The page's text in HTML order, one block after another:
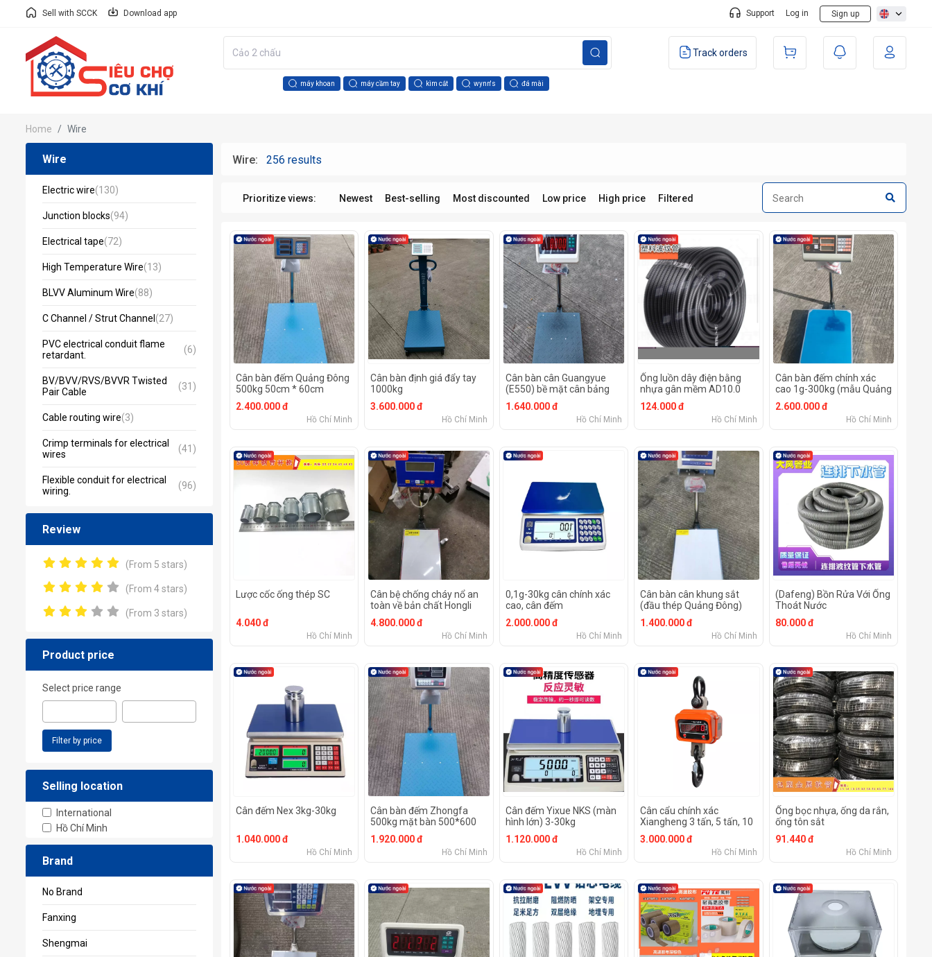
Sell with SCCK Download app Support Log in Sign up
máy khoan máy cầm tay kìm cắt wynn's đá mài
Track orders
Home Wire
Wire
Electric wire(130)
Junction blocks(94)
Electrical tape(72)
High Temperature Wire(13)
BLVV Aluminum Wire(88)
C Channel / Strut Channel (27)
PVC electrical conduit flame
retardant.
(6)
BV/BVV/RVS/BVVR Twisted
Pair Cable
(31)
Cable routing wire(3)
Crimp terminals for electrical
wires
(41)
Flexible conduit for electrical
wiring.
(96)
Review
(From 5 stars)
(From 4 stars)
(From 3 stars)
Product price
Select price range
Filter by price
Selling location
International
Hồ Chí Minh
Brand
No Brand
Fanxing
Shengmai
Wire: 256 results
Prioritize views: Newest Best-selling Most discounted Low price High price Filtered
Cân bàn đếm Quảng Đông
500kg 50cm * 60cm
2.400.000 đ
Hồ Chí Minh
Cân bàn định giá đẩy tay
1000kg
3.600.000 đ
Hồ Chí Minh
Cân bàn cân Guangyue
(E550) bề mặt cân bảng
hoa
1.640.000 đ
Hồ Chí Minh
Ống luồn dây điện bằng
nhựa gân mềm AD10.0
124.000 đ
Hồ Chí Minh
Cân bàn đếm chính xác
cao 1g-300kg (mẫu Quảng
Đông ET)
2.600.000 đ
Hồ Chí Minh
Lược cốc ống thép SC
4.040 đ
Hồ Chí Minh
Cân bệ chống cháy nổ an
toàn về bản chất Hongli
4.800.000 đ
Hồ Chí Minh
0,1g-30kg cân chính xác
cao, cân đếm
2.000.000 đ
Hồ Chí Minh
Cân bàn cân khung sắt
(đầu thép Quảng Đông)
1.400.000 đ
Hồ Chí Minh
(Dafeng) Bồn Rửa Với Ống
Thoát Nước
80.000 đ
Hồ Chí Minh
Cân đếm Nex 3kg-30kg
1.040.000 đ
Hồ Chí Minh
Cân bàn đếm Zhongfa
500kg mặt bàn 500*600
1.920.000 đ
Hồ Chí Minh
Cân đếm Yixue NKS (màn
hình lớn) 3-30kg
1.120.000 đ
Hồ Chí Minh
Cân cẩu chính xác
Xiangheng 3 tấn, 5 tấn, 10
tấn
3.000.000 đ
Hồ Chí Minh
Ống bọc nhựa, ống da rắn,
ống tôn sắt
91.440 đ
Hồ Chí Minh